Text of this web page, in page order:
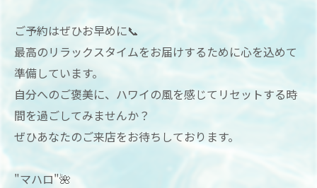
ご予約はぜひお早めに📞
最高のリラックスタイムをお届けするために心を込めて
準備しています。
自分へのご褒美に、ハワイの風を感じてリセットする時
間を過ごしてみませんか？
ぜひあなたのご来店をお待ちしております。
"マハロ"🌺